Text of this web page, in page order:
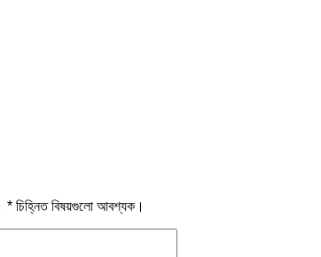
* চিহ্নিত বিষয়গুলো আবশ্যক।